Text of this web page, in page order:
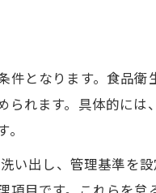
となります。食品衛
られます。具体的には
い出し、管理基準を